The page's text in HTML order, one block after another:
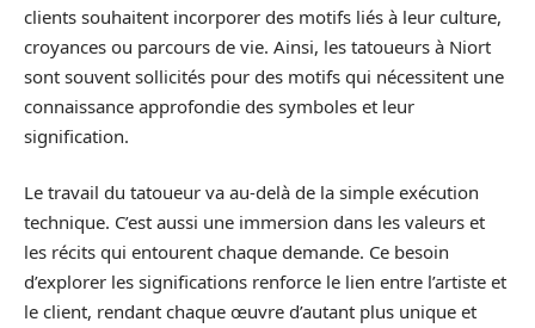
clients souhaitent incorporer des motifs liés à leur culture,
croyances ou parcours de vie. Ainsi, les tatoueurs à Niort
sont souvent sollicités pour des motifs qui nécessitent une
connaissance approfondie des symboles et leur
signification.
Le travail du tatoueur va au-delà de la simple exécution
technique. C’est aussi une immersion dans les valeurs et
les récits qui entourent chaque demande. Ce besoin
d’explorer les significations renforce le lien entre l’artiste et
le client, rendant chaque œuvre d’autant plus unique et